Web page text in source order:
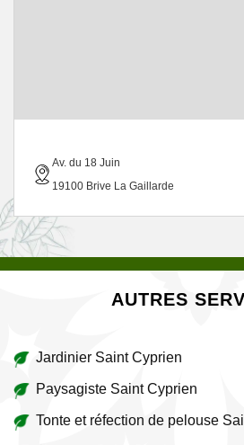
Av. du 18 Juin
19100 Brive La Gaillarde
AUTRES
Jardinier Saint Cyprien
Paysagiste Saint Cyprien
Tonte et réfection de pelouse